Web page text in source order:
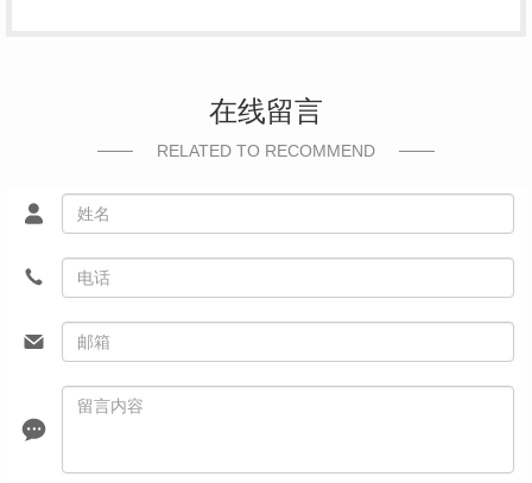
在线留言
RELATED TO RECOMMEND